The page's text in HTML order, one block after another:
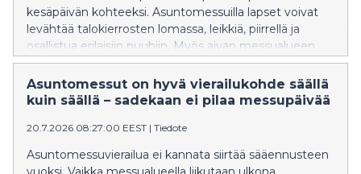
kesäpäivän kohteeksi. Asuntomessuilla lapset voivat
levähtää talokierrosten lomassa, leikkiä, piirrellä ja
osallistua erilaisiin puuhiin. Myös aivan messualueen
vieressä sijaitseva Ideapark tarjoaa runsaasti
täydentävää tekemistä lapsiperheille.
Asuntomessut on hyvä vierailukohde säällä
kuin säällä – sadekaan ei pilaa messupäivää
20.7.2026 08:27:00 EEST | Tiedote
Asuntomessuvierailua ei kannata siirtää sääennusteen